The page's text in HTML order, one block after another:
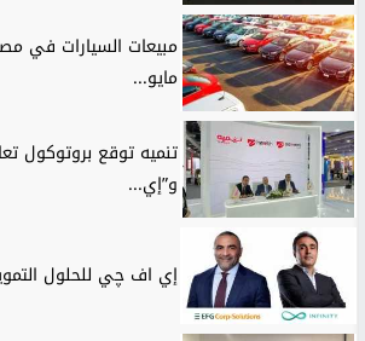
مايو...
تنميه توقع بروتوكول
و”إي...
إي اف چي للحلول